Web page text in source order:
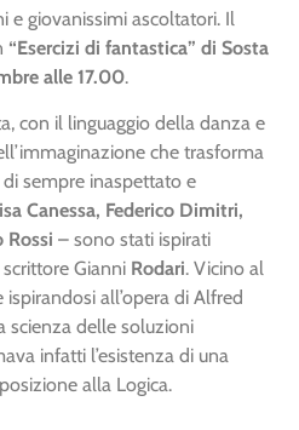
e giovanissimi ascoltatori. Il
“Esercizi di fantastica” di Sosta
alle 17.00.
con il linguaggio della danza e
che trasforma
sempre inaspettato e
Canessa, Federico Dimitri,
Rossi – sono stati ispirati
Gianni Rodari. Vicino al
all’opera di Alfred
scienza delle soluzioni
infatti l’esistenza di una
alla Logica.